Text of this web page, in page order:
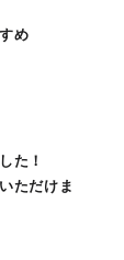
め
た！
ただけま